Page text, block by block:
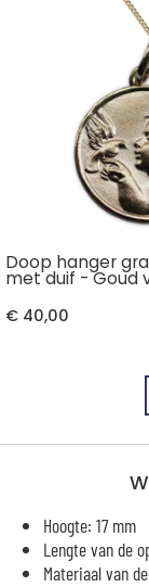
Doop hanger
met duif - Goud
€ 40,00
Hoogte: 17 mm
Lengte van de
Materiaal van